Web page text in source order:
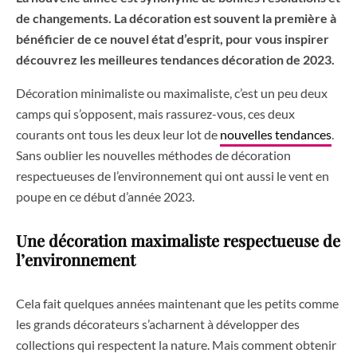
de changements. La décoration est souvent la première à
bénéficier de ce nouvel état d’esprit, pour vous inspirer
découvrez les meilleures tendances décoration de 2023.
Décoration minimaliste ou maximaliste, c’est un peu deux
camps qui s’opposent, mais rassurez-vous, ces deux
courants ont tous les deux leur lot de nouvelles tendances
Sans oublier les nouvelles méthodes de décoration
respectueuses de l’environnement qui ont aussi le vent en
poupe en ce début d’année 2023.
Une décoration maximaliste respectueuse de
l’environnement
Cela fait quelques années maintenant que les petits comme
les grands décorateurs s’acharnent à développer des
collections qui respectent la nature. Mais comment obtenir